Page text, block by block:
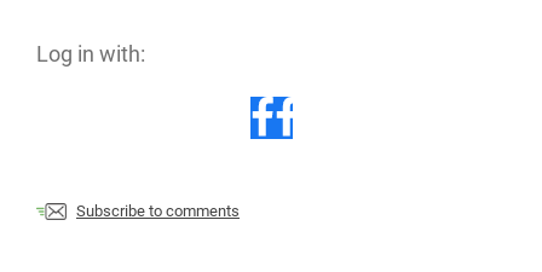
Log in with:
Subscribe to comments